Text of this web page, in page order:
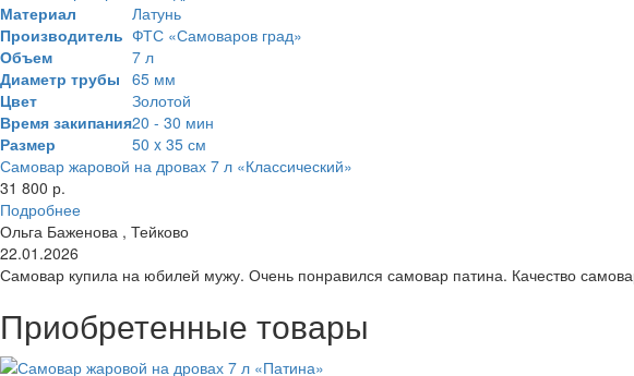
Материал
Латунь
Производитель ФТС «Самоваров град»
Объем
7 л
Диаметр трубы 65 мм
Цвет
Золотой
Время закипания20 - 30 мин
Размер
50 x 35 см
Самовар жаровой на дровах 7 л «Классический»
31 800 р.
Подробнее
Ольга Баженова , Тейково
22.01.2026
Самовар купила на юбилей мужу. Очень понравился самовар патина. Качество
Приобретенные товары